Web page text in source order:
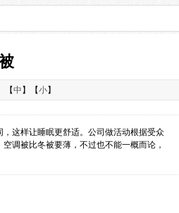
【中 】【小】
这样让睡眠更舒适。公司做活动根据受众
调被比冬被要薄，不过也不能一概而论，